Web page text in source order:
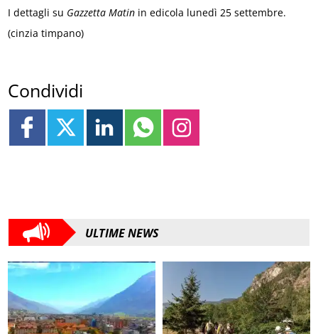
I dettagli su Gazzetta Matin in edicola lunedì 25 settembre.
(cinzia timpano)
Condividi
ULTIME NEWS